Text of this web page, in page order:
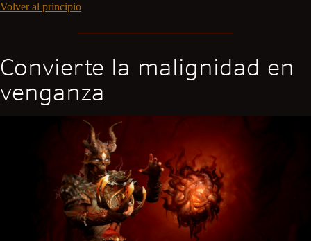
Volver al principio
Convierte la malignidad en
venganza